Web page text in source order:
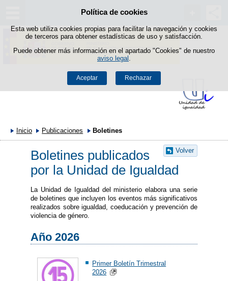
Política de cookies
Esta web utiliza cookies propias para facilitar la navegación y cookies
de terceros para obtener estadísticas de uso y satisfacción.
Puede obtener más información en el apartado "Cookies" de nuestro
aviso legal
Aceptar Rechazar
Saltar al contenido
Inicio Publicaciones Boletines
Volver
Boletines publicados
por la Unidad de Igualdad
La Unidad de Igualdad del ministerio elabora una serie
de boletines que incluyen los eventos más significativos
realizados sobre igualdad, coeducación y prevención de
violencia de género.
Año 2026
Primer Boletín Trimestral
2026